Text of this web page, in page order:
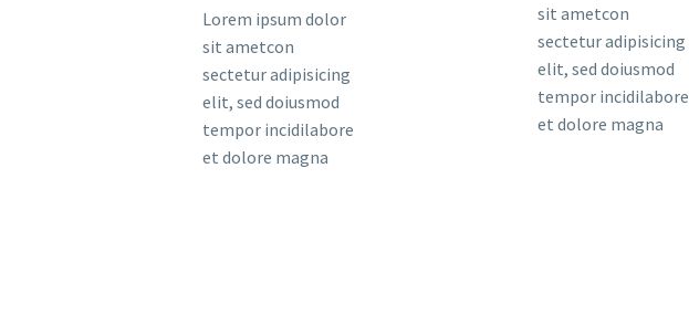
Lorem ipsum dolor
sit ametcon
sectetur adipisicing
elit, sed doiusmod
tempor incidilabore
et dolore magna
sit ametcon
sectetur adipisicing
elit, sed doiusmod
tempor incidilabore
et dolore magna